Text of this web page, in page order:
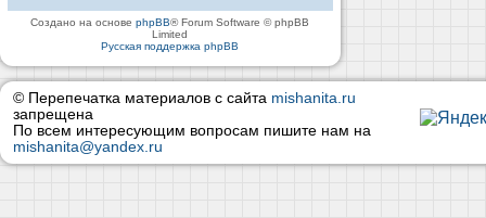
Создано на основеphpBB® Forum Software © phpBB
Limited
Русская поддержка phpBB
© Перепечатка материалов с сайта mishanita.ru
запрещена
По всем интересующим вопросам пишите нам на
mishanita@yandex.ru